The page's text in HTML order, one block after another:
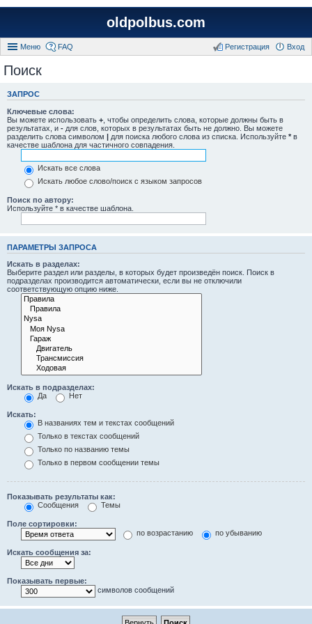
oldpolbus.com
Меню FAQ Вход
Регистрация
Поиск
ЗАПРОС
Ключевые слова:
Вы можете использовать + , чтобы определить слова, которые должны быть в
результатах, и - для слов, которых в результатах быть не должно. Вы можете
разделить слова символом | для поиска любого слова из списка. Используйте * в
качестве шаблона для частичного совпадения.
Искать все слова
Искать любое слово/поиск с языком запросов
Поиск по автору:
Используйте * в качестве шаблона.
ПАРАМЕТРЫ ЗАПРОСА
Искать в разделах:
Выберите раздел или разделы, в которых будет произведён поиск. Поиск в
подразделах производится автоматически, если вы не отключили
соответствующую опцию ниже.
Искать в подразделах:
Да
Нет
Искать:
В названиях тем и текстах сообщений
Только в текстах сообщений
Только по названию темы
Только в первом сообщении темы
Показывать результаты как:
Сообщения
Темы
Поле сортировки:
по возрастанию
по убыванию
Искать сообщения за:
Показывать первые:
символов сообщений